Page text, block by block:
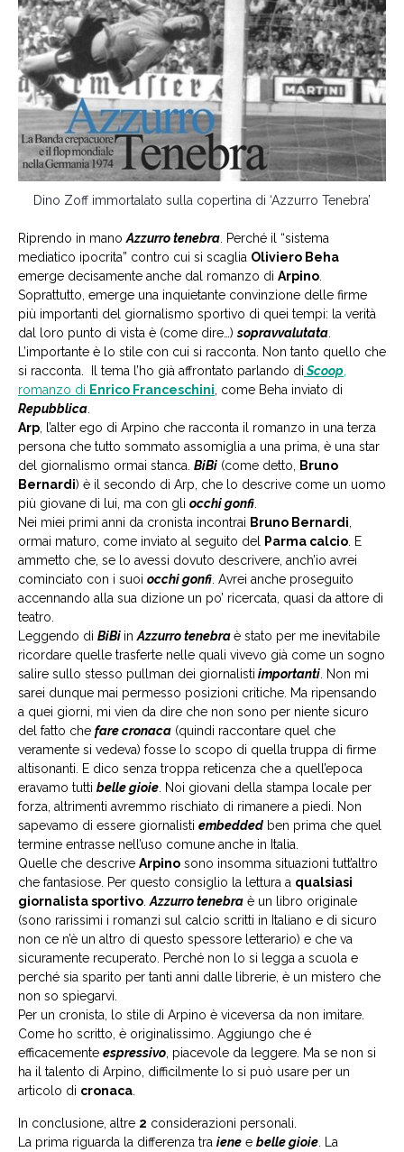
Dino Zoff immortalato sulla copertina di ‘Azzurro Tenebra’
Riprendo in mano Azzurro tenebra . Perché il “sistema
mediatico ipocrita” contro cui si scaglia Oliviero Beha
emerge decisamente anche dal romanzo di Arpino
Soprattutto, emerge una inquietante convinzione delle firme
più importanti del giornalismo sportivo di quei tempi: la verità
dal loro punto di vista è (come dire…)sopravvalutata
L’importante è lo stile con cui si racconta. Non tanto quello che
si racconta. Il tema l’ho già affrontato parlando diScoop
romanzo di Enrico Franceschini , come Beha inviato di
Repubblica
Arp , l’alter ego di Arpino che racconta il romanzo in una terza
persona che tutto sommato assomiglia a una prima, è una star
del giornalismo ormai stanca. BiBi (come detto,
Bruno
Bernardi) è il secondo di Arp, che lo descrive come un uomo
più giovane di lui, ma con gli occhi gonfi
Nei miei primi anni da cronista incontrai Bruno Bernardi
ormai maturo, come inviato al seguito del
Parma calcio . E
ammetto che, se lo avessi dovuto descrivere, anch’io avrei
cominciato con i suoi occhi gonfi . Avrei anche proseguito
accennando alla sua dizione un po’ ricercata, quasi da attore di
teatro.
Leggendo di BiBi in Azzurro tenebraè stato per me inevitabile
ricordare quelle trasferte nelle quali vivevo già come un sogno
salire sullo stesso pullman dei giornalisti importanti . Non mi
sarei dunque mai permesso posizioni critiche. Ma ripensando
a quei giorni, mi vien da dire che non sono per niente sicuro
del fatto che fare cronaca (quindi raccontare quel che
veramente si vedeva) fosse lo scopo di quella truppa di firme
altisonanti. E dico senza troppa reticenza che a quell’epoca
eravamo tutti belle gioie . Noi giovani della stampa locale per
forza, altrimenti avremmo rischiato di rimanere a piedi. Non
sapevamo di essere giornalisti embedded ben prima che quel
termine entrasse nell’uso comune anche in Italia.
Quelle che descrive Arpino sono insomma situazioni tutt’altro
che fantasiose. Per questo consiglio la lettura a qualsiasi
giornalista sportivo Azzurro tenebra è un libro originale
(sono rarissimi i romanzi sul calcio scritti in Italiano e di sicuro
non ce n’è un altro di questo spessore letterario) e che va
sicuramente recuperato. Perché non lo si legga a scuola e
perché sia sparito per tanti anni dalle librerie, è un mistero che
non so spiegarvi.
Per un cronista, lo stile di Arpino è viceversa da non imitare.
Come ho scritto, è originalissimo. Aggiungo che é
efficacemente espressivo , piacevole da leggere. Ma se non si
ha il talento di Arpino, difficilmente lo si può usare per un
articolo di cronaca
In conclusione, altre 2 considerazioni personali.
La prima riguarda la differenza tra iene e belle gioie . La